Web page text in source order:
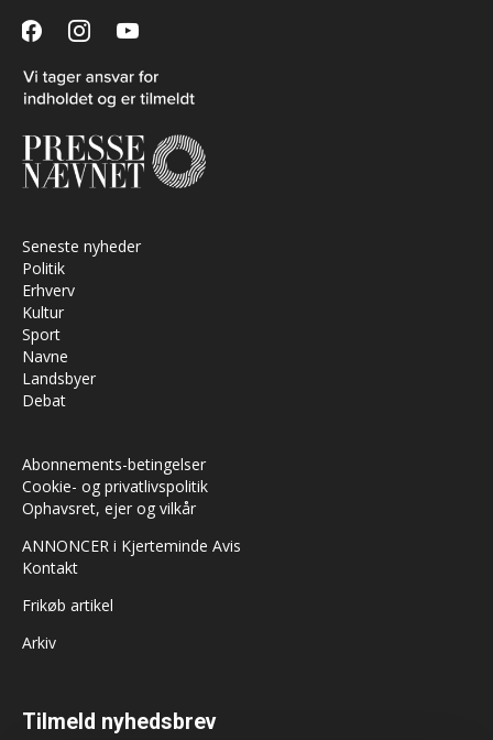
facebookinstagramyoutube
Seneste nyheder
Politik
Erhverv
Kultur
Sport
Navne
Landsbyer
Debat
Abonnements-betingelser
Cookie- og privatlivspolitik
Ophavsret, ejer og vilkår
ANNONCER i Kjerteminde Avis
Kontakt
Frikøb artikel
Arkiv
Tilmeld nyhedsbrev